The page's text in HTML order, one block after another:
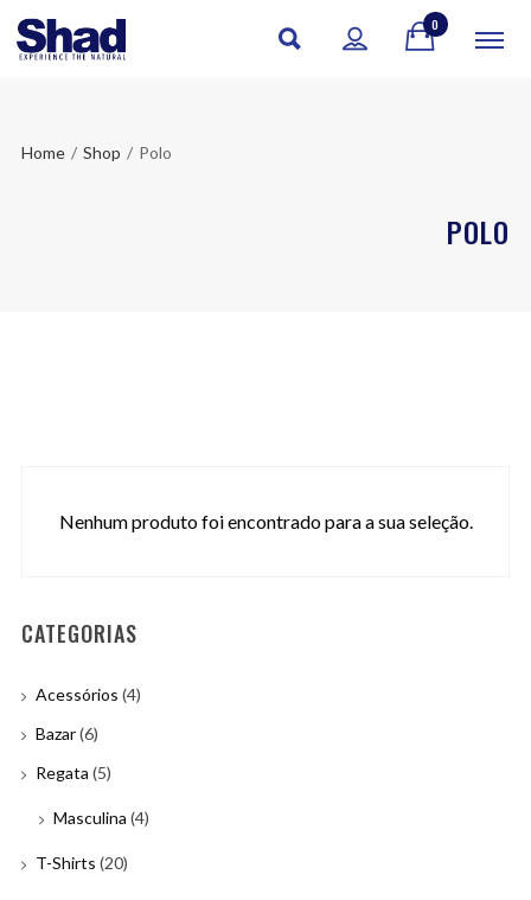
0
Home / Shop / Polo
POLO
Nenhum produto foi encontrado para a sua seleção.
CATEGORIAS
Acessórios (4)
Bazar(6)
Regata (5)
Masculina (4)
T-Shirts (20)